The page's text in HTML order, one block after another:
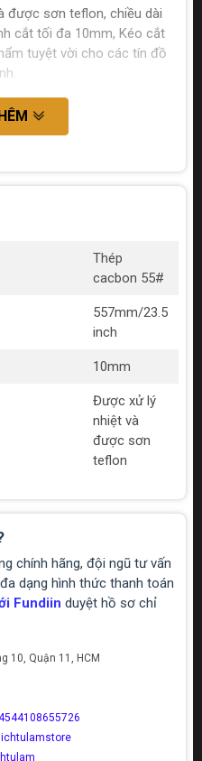
được sơn teflon, chiều dài
cắt tối đa 10mm, Kéo cắt
tuyệt vời cho các tín đồ
Thép
cacbon 55#
557mm/23.5
inch
10mm
Được xử lý
nhiệt và
được sơn
teflon
chính hãng, đội ngũ tư vấn
dạng hình thức thanh toán
Fundiin duyệt hồ sơ chỉ
10, Quận 11, HCM